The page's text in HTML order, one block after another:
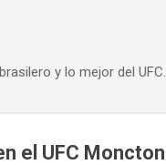
y lo mejor del UFC.
el UFC Moncton